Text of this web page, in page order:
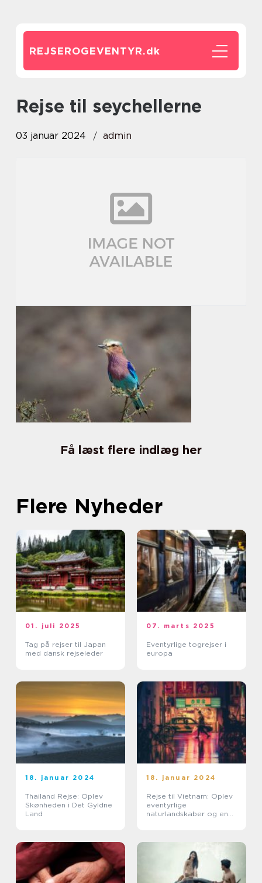
REJSEROGEVENTYR.dk
rejse til seychellerne
03 januar 2024 admin
Få læst flere indlæg her
Flere Nyheder
01. juli 2025
Tag på rejser til Japan
med dansk rejseleder
07. marts 2025
Eventyrlige togrejser i
europa
18. januar 2024
Thailand Rejse: Oplev
Skønheden i Det Gyldne
Land
18. januar 2024
Rejse til Vietnam: Oplev
eventyrlige
naturlandskaber og en